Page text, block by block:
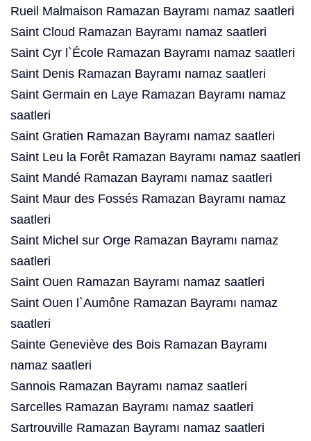
Rueil Malmaison Ramazan Bayramı namaz saatleri
Saint Cloud Ramazan Bayramı namaz saatleri
Saint Cyr l`École Ramazan Bayramı namaz saatleri
Saint Denis Ramazan Bayramı namaz saatleri
Saint Germain en Laye Ramazan Bayramı namaz
saatleri
Saint Gratien Ramazan Bayramı namaz saatleri
Saint Leu la Forêt Ramazan Bayramı namaz saatleri
Saint Mandé Ramazan Bayramı namaz saatleri
Saint Maur des Fossés Ramazan Bayramı namaz
saatleri
Saint Michel sur Orge Ramazan Bayramı namaz
saatleri
Saint Ouen Ramazan Bayramı namaz saatleri
Saint Ouen l`Aumône Ramazan Bayramı namaz
saatleri
Sainte Geneviève des Bois Ramazan Bayramı
namaz saatleri
Sannois Ramazan Bayramı namaz saatleri
Sarcelles Ramazan Bayramı namaz saatleri
Sartrouville Ramazan Bayramı namaz saatleri